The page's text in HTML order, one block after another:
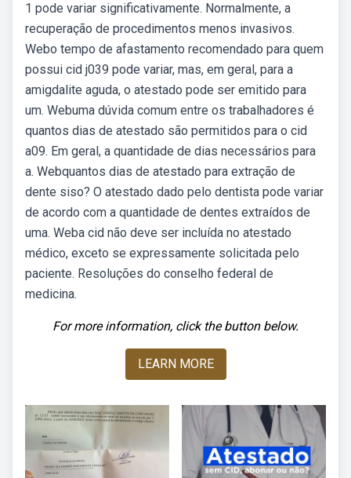
1 pode variar significativamente. Normalmente, a
recuperação de procedimentos menos invasivos.
Webo tempo de afastamento recomendado para quem
possui cid j039 pode variar, mas, em geral, para a
amigdalite aguda, o atestado pode ser emitido para
um. Webuma dúvida comum entre os trabalhadores é
quantos dias de atestado são permitidos para o cid
a09. Em geral, a quantidade de dias necessários para
a. Webquantos dias de atestado para extração de
dente siso? O atestado dado pelo dentista pode variar
de acordo com a quantidade de dentes extraídos de
uma. Weba cid não deve ser incluída no atestado
médico, exceto se expressamente solicitada pelo
paciente. Resoluções do conselho federal de
medicina.
For more information, click the button below.
LEARN MORE